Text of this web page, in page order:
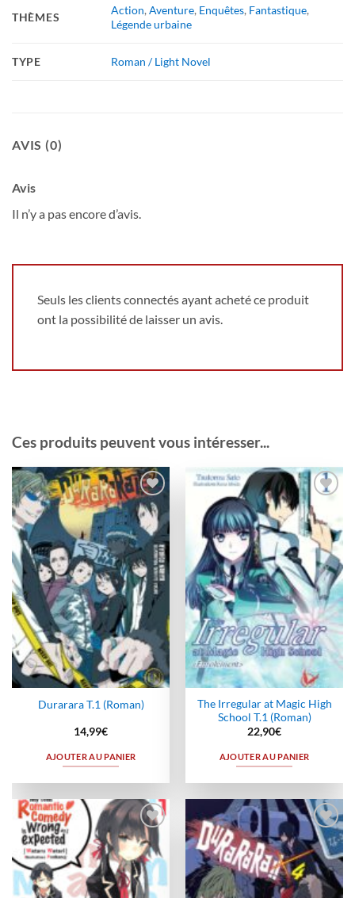
THÈMES
Action,Aventure, Enquêtes, Fantastique,
Légende urbaine
TYPE Roman / Light Novel
AVIS (0)
Avis
Il n’y a pas encore d’avis.
Seuls les clients connectés ayant acheté ce produit
ont la possibilité de laisser un avis.
Ces produits peuvent vous intéresser...
Ajouter
à la
wishlist
Durarara T.1 (Roman)
14,99€
AJOUTER AU PANIER
Ajouter
à la
wishlist
The Irregular at Magic High
School T.1 (Roman)
22,90€
AJOUTER AU PANIER
Ajouter
à la
wishlist
Ajouter
à la
wishlist